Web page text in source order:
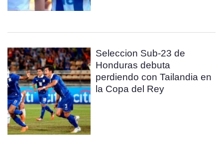
Seleccion Sub-23 de
Honduras debuta
perdiendo con Tailandia en
la Copa del Rey